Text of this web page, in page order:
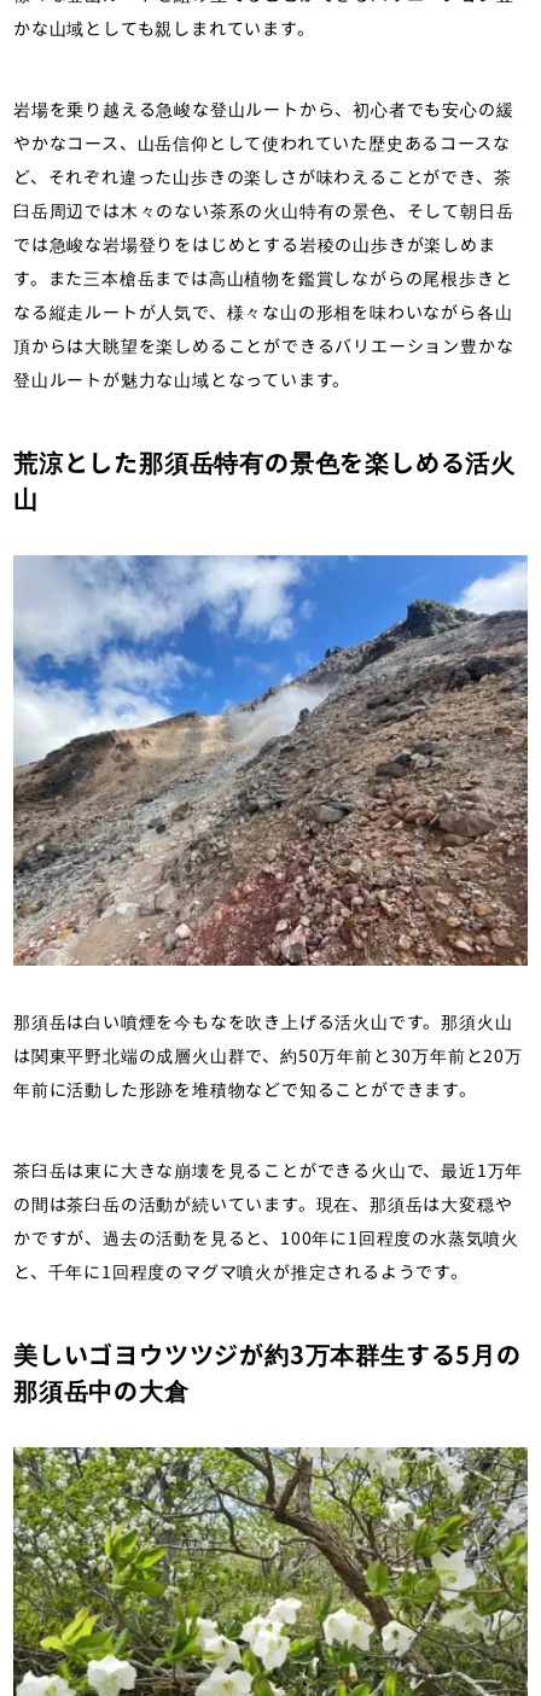
かな山域としても親しまれています。
岩場を乗り越える急峻な登山ルートから、初心者でも安心の緩
やかなコース、山岳信仰として使われていた歴史あるコースな
ど、それぞれ違った山歩きの楽しさが味わえることができ、茶
臼岳周辺では木々のない茶系の火山特有の景色、そして朝日岳
では急峻な岩場登りをはじめとする岩稜の山歩きが楽しめま
す。また三本槍岳までは高山植物を鑑賞しながらの尾根歩きと
なる縦走ルートが人気で、様々な山の形相を味わいながら各山
頂からは大眺望を楽しめることができるバリエーション豊かな
登山ルートが魅力な山域となっています。
荒涼とした那須岳特有の景色を楽しめる活火
山
那須岳は白い噴煙を今もなを吹き上げる活火山です。那須火山
は関東平野北端の成層火山群で、約50万年前と30万年前と20万
年前に活動した形跡を堆積物などで知ることができます。
茶臼岳は東に大きな崩壊を見ることができる火山で、最近1万年
の間は茶臼岳の活動が続いています。現在、那須岳は大変穏や
かですが、過去の活動を見ると、100年に1回程度の水蒸気噴火
と、千年に1回程度のマグマ噴火が推定されるようです。
美しいゴヨウツツジが約3万本群生する5月の
那須岳中の大倉